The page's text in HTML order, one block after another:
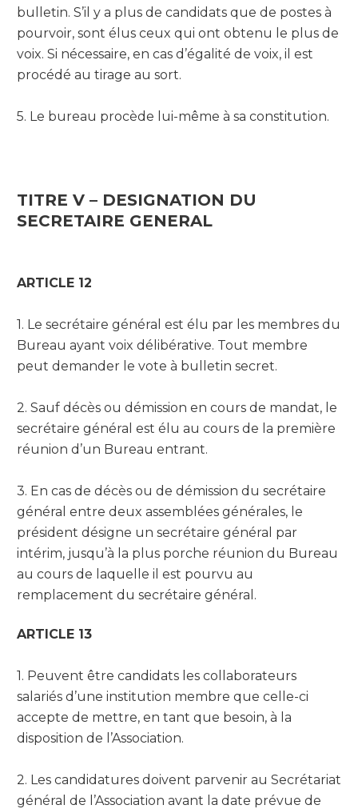
bulletin. S’il y a plus de candidats que de postes à
pourvoir, sont élus ceux qui ont obtenu le plus de
voix. Si nécessaire, en cas d’égalité de voix, il est
procédé au tirage au sort.
5. Le bureau procède lui-même à sa constitution.
TITRE V – DESIGNATION DU
SECRETAIRE GENERAL
ARTICLE 12
1. Le secrétaire général est élu par les membres du
Bureau ayant voix délibérative. Tout membre
peut demander le vote à bulletin secret.
2. Sauf décès ou démission en cours de mandat, le
secrétaire général est élu au cours de la première
réunion d’un Bureau entrant.
3. En cas de décès ou de démission du secrétaire
général entre deux assemblées générales, le
président désigne un secrétaire général par
intérim, jusqu’à la plus porche réunion du Bureau
au cours de laquelle il est pourvu au
remplacement du secrétaire général.
ARTICLE 13
1. Peuvent être candidats les collaborateurs
salariés d’une institution membre que celle-ci
accepte de mettre, en tant que besoin, à la
disposition de l’Association.
2. Les candidatures doivent parvenir au Secrétariat
général de l’Association avant la date prévue de